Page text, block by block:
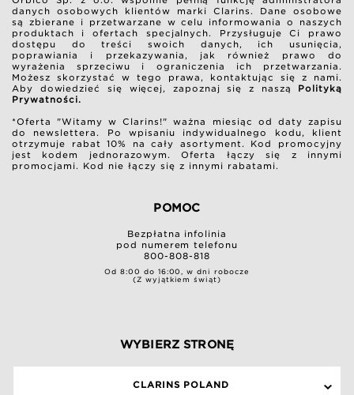
danych osobowych klientów marki Clarins. Dane osobowe
są zbierane i przetwarzane w celu informowania o naszych
produktach i ofertach specjalnych. Przysługuje Ci prawo
dostępu do treści swoich danych, ich usunięcia,
poprawiania i przekazywania, jak również prawo do
wyrażenia sprzeciwu i ograniczenia ich przetwarzania.
Możesz skorzystać w tego prawa, kontaktując się z nami.
Aby dowiedzieć się więcej, zapoznaj się z naszą Polityką
Prywatności.
*Oferta "Witamy w Clarins!" ważna miesiąc od daty zapisu
do newslettera. Po wpisaniu indywidualnego kodu, klient
otrzymuje rabat 10% na cały asortyment. Kod promocyjny
jest kodem jednorazowym. Oferta łączy się z innymi
promocjami. Kod nie łączy się z innymi rabatami.
POMOC
Bezpłatna infolinia
pod numerem telefonu
800-808-818
Od 8:00 do 16:00, w dni robocze
(Z wyjątkiem świąt)
WYBIERZ STRONĘ
CLARINS POLAND